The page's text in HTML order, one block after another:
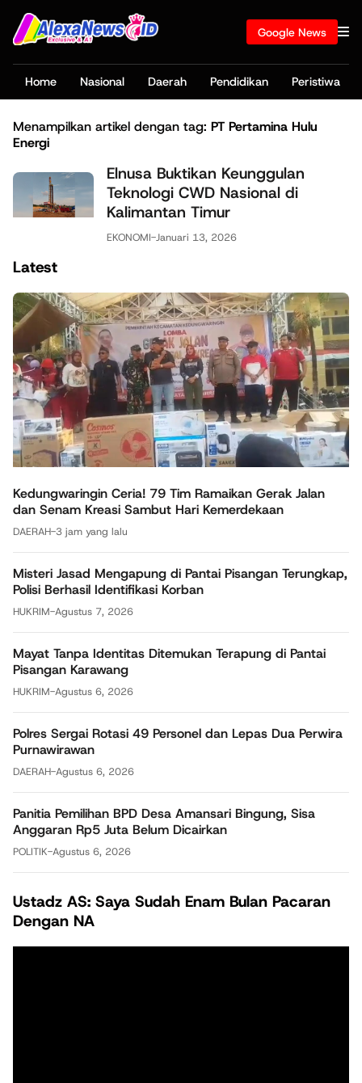
Google News
Home Nasional Daerah Pendidikan Peristiwa
Menampilkan artikel dengan tag: PT Pertamina Hulu
Energi
Elnusa Buktikan Keunggulan
Teknologi CWD Nasional di
Kalimantan Timur
EKONOMI-Januari 13, 2026
Latest
Kedungwaringin Ceria! 79 Tim Ramaikan Gerak Jalan
dan Senam Kreasi Sambut Hari Kemerdekaan
DAERAH-3 jam yang lalu
Misteri Jasad Mengapung di Pantai Pisangan Terungkap,
Polisi Berhasil Identifikasi Korban
HUKRIM-Agustus 7, 2026
Mayat Tanpa Identitas Ditemukan Terapung di Pantai
Pisangan Karawang
HUKRIM-Agustus 6, 2026
Polres Sergai Rotasi 49 Personel dan Lepas Dua Perwira
Purnawirawan
DAERAH-Agustus 6, 2026
Panitia Pemilihan BPD Desa Amansari Bingung, Sisa
Anggaran Rp5 Juta Belum Dicairkan
POLITIK-Agustus 6, 2026
Ustadz AS: Saya Sudah Enam Bulan Pacaran
Dengan NA